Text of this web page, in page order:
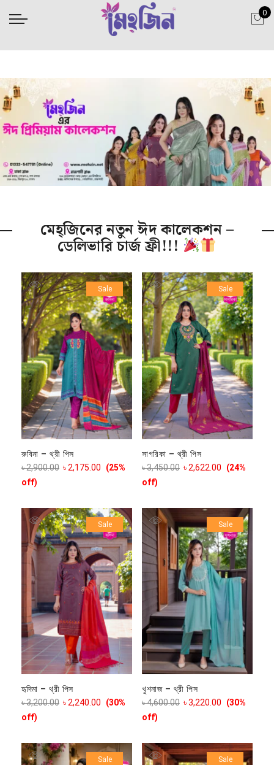
0
মেহ্‌জিনের নতুন ঈদ কালেকশন –
ডেলিভারি চার্জ ফ্রী!!!
Sale
রুবিনা – থ্রী পিস
৳2,900.00 ৳ 2,175.00
(25%
off)
Sale
সাগরিকা – থ্রী পিস
৳3,450.00 ৳ 2,622.00
(24%
off)
Sale
হৃদিমা – থ্রী পিস
৳3,200.00 ৳2,240.00
(30%
off)
Sale
খুশনাজ – থ্রী পিস
৳4,600.00 ৳3,220.00
(30%
off)
Sale Sale